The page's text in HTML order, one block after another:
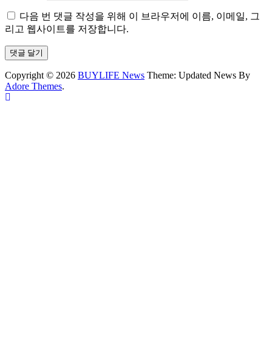
다음 번 댓글 작성을 위해 이 브라우저에 이름, 이메일, 그
리고 웹사이트를 저장합니다.
Copyright © 2026 BUYLIFE News Theme: Updated News By
Adore Themes.